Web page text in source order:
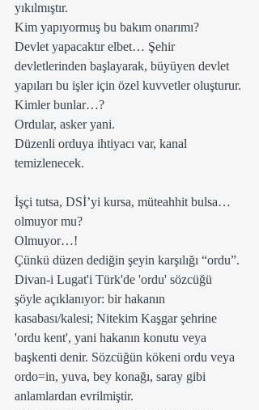
yıkılmıştır.
Kim yapıyormuş bu bakım onarımı?
Devlet yapacaktır elbet… Şehir
devletlerinden başlayarak, büyüyen devlet
yapıları bu işler için özel kuvvetler oluşturur.
Kimler bunlar…?
Ordular, asker yani.
Düzenli orduya ihtiyacı var, kanal
temizlenecek.
İşçi tutsa, DSİ’yi kursa, müteahhit bulsa…
olmuyor mu?
Olmuyor…!
Çünkü düzen dediğin şeyin karşılığı “ordu”.
Divan-i Lugat'i Türk'de 'ordu' sözcüğü
şöyle açıklanıyor: bir hakanın
kasabası/kalesi; Nitekim Kaşgar şehrine
'ordu kent', yani hakanın konutu veya
başkenti denir. Sözcüğün kökeni ordu veya
ordo=in, yuva, bey konağı, saray gibi
anlamlardan evrilmiştir.